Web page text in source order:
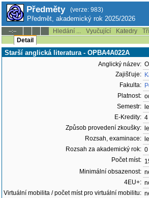
Předměty (verze: 983)
Předmět, akademický rok 2025/2026
--:-- Hledání ... Vyučující Katedry
Detail
Starší anglická literatura - OPBA4A022A
Anglický název:
Zajišťuje:
Fakulta:
Platnost:
Semestr:
E-Kredity: 4
Způsob provedení zkoušky:
Rozsah, examinace:
Rozsah za akademický rok: 0
Počet míst:
Minimální obsazenost:
4EU+:
Virtuální mobilita / počet míst pro virtuální mobilitu: